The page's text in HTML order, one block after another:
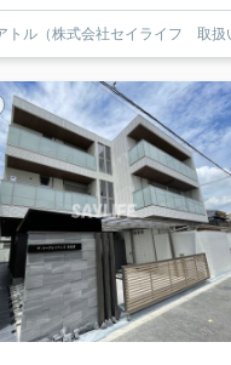
ル（株式会社セイライフ 取扱